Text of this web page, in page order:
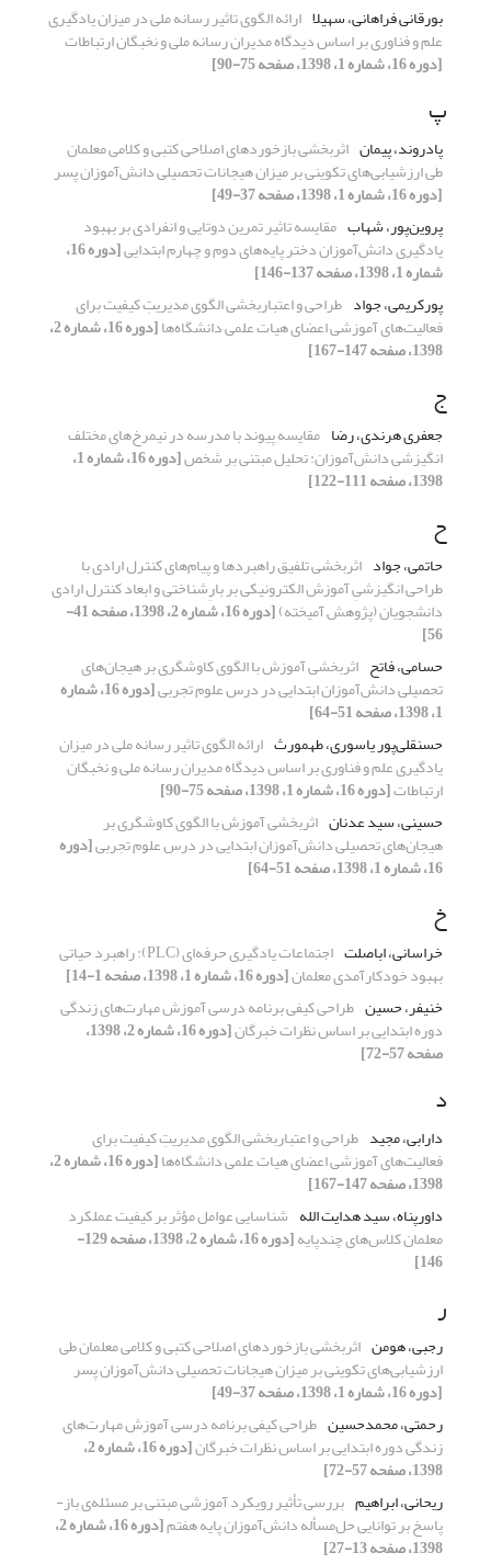
بورقانی فراهانی، سهیلا ارائه الگوی تاثیر رسانه ملی در میزان یادگیری
علم و فناوری بر اساس دیدگاه مدیران رسانه ملی و نخبگان ارتباطات
[دوره 16، شماره 1، 1398، صفحه 75-90]
پ
پادروند، پیمان اثربخشی بازخوردهای اصلاحی کتبی و کلامی معلمان
طی ارزشیابی‌های تکوینی بر میزان هیجانات تحصیلی دانش‌آموزان پسر
[دوره 16، شماره 1، 1398، صفحه 37-49]
پروین‌پور، شهاب مقایسه تاثیر تمرین دوتایی و انفرادی بر بهبود
یادگیری دانش‌آموزان دختر پایه‌های دوم و چهارم ابتدایی [دوره 16،
شماره 1، 1398، صفحه 137-146]
پورکریمی، جواد طراحی و اعتباربخشی الگوی مدیریتِ کیفیت برای
فعالیت‌های آموزشی اعضای هیات علمی دانشگاه‌ها [دوره 16، شماره 2،
1398، صفحه 147-167]
ج
جعفری هرندی، رضا مقایسه پیوند با مدرسه در نیمرخ‌های مختلف
انگیزشی دانش‌آموزان: تحلیل مبتنی بر شخص [دوره 16، شماره 1،
1398، صفحه 111-122]
ح
حاتمی، جواد اثربخشی تلفیق راهبردها و پیام‌های کنترل ارادی با
طراحی انگیزشیِ آموزش الکترونیکی بر بارِشناختی و ابعاد کنترل ارادی
دانشجویان (پژوهش آمیخته) [دوره 16، شماره 2، 1398، صفحه 41-
56]
حسامی، فاتح اثربخشی آموزش با الگوی کاوشگری بر هیجان‌های
تحصیلی دانش‌آموزان ابتدایی در درس علوم تجربی [دوره 16، شماره
1، 1398، صفحه 51-64]
حسنقلی‌پور یاسوری، طهمورث ارائه الگوی تاثیر رسانه ملی در میزان
یادگیری علم و فناوری بر اساس دیدگاه مدیران رسانه ملی و نخبگان
ارتباطات[دوره 16، شماره 1، 1398، صفحه 75-90]
حسینی، سید عدنان اثربخشی آموزش با الگوی کاوشگری بر
هیجان‌های تحصیلی دانش‌آموزان ابتدایی در درس علوم تجربی[دوره
16، شماره 1، 1398، صفحه 51-64]
خ
خراسانی، اباصلت اجتماعات یادگیری حرفه‌ای (PLC): راهبرد حیاتی
بهبود خودکارآمدی معلمان[دوره 16، شماره 1، 1398، صفحه 1-14]
خنیفر، حسین طراحی کیفی برنامه درسی آموزش مهارت‌های زندگی
دوره ابتدایی بر اساس نظرات خبرگان [دوره 16، شماره 2، 1398،
صفحه 57-72]
د
دارابی، مجید طراحی و اعتباربخشی الگوی مدیریتِ کیفیت برای
فعالیت‌های آموزشی اعضای هیات علمی دانشگاه‌ها [دوره 16، شماره 2،
1398، صفحه 147-167]
داورپناه، سید هدایت الله شناسایی عوامل مؤثر بر کیفیت عملکرد
معلمان کلاس‌های چندپایه [دوره 16، شماره 2، 1398، صفحه 129-
146]
ر
رجبی، هومن اثربخشی بازخوردهای اصلاحی کتبی و کلامی معلمان طی
ارزشیابی‌های تکوینی بر میزان هیجانات تحصیلی دانش‌آموزان پسر
[دوره 16، شماره 1، 1398، صفحه 37-49]
رحمتی، محمدحسین طراحی کیفی برنامه درسی آموزش مهارت‌های
زندگی دوره ابتدایی بر اساس نظرات خبرگان [دوره 16، شماره 2،
1398، صفحه 57-72]
ریحانی، ابراهیم بررسی تأثیر رویکرد آموزشی مبتنی بر مسئله‌‌ی باز-
پاسخ بر توانایی حل‌مسأله دانش‌آموزان پایه هفتم [دوره 16، شماره 2،
1398، صفحه 13-27]